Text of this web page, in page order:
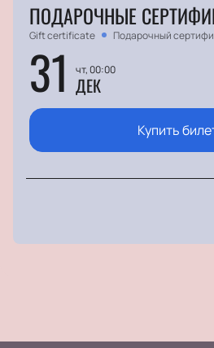
ПОДАРОЧНЫЕ
Gift certificate Подарочный
31 чт, 00:00
ДЕК
Купить